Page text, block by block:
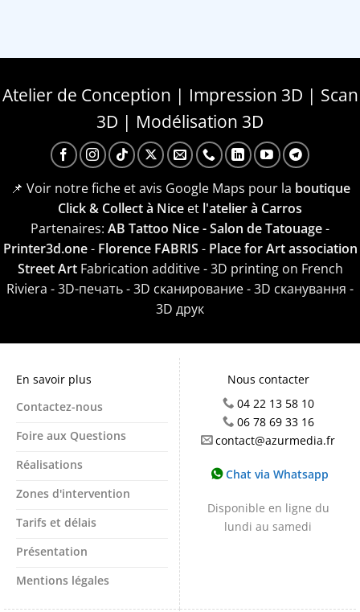
Atelier de Conception | Impression 3D | Scan
3D | Modélisation 3D
📌 Voir notre fiche et avis Google Maps pour la boutique
Click & Collect à Nice et l'atelier à Carros
Partenaires: AB Tattoo Nice - Salon de Tatouage-
Printer3d.one- Florence FABRIS - Place for Art association
Street ArtFabrication additive - 3D printing on French
Riviera - 3D-печать - 3D сканирование - 3D сканування -
3D друк
En savoir plus
Contactez-nous
Foire aux Questions
Réalisations
Zones d'intervention
Tarifs et délais
Présentation
Mentions légales
Nous contacter
04 22 13 58 10
06 78 69 33 16
contact@azurmedia.fr
Chat via Whatsapp
Disponible en ligne du
lundi au samedi